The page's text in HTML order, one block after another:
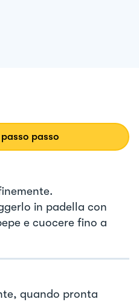
passo
in padella con
e cuocere fino a
quando pronta